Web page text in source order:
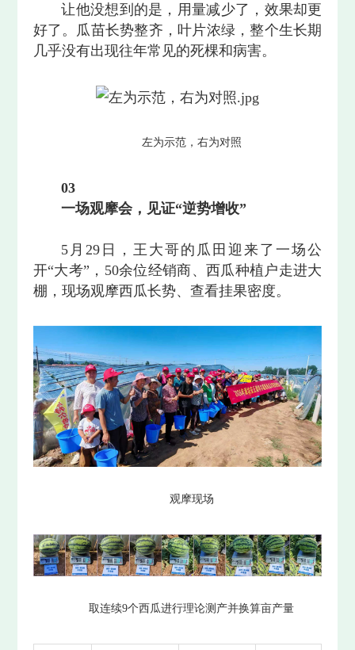
让他没想到的是，用量减少了，效果却更
好了。瓜苗长势整齐，叶片浓绿，整个生长期
几乎没有出现往年常见的死棵和病害。
左为示范，右为对照
03
一场观摩会，见证“逆势增收”
5月29日，王大哥的瓜田迎来了一场公
开“大考”，50余位经销商、西瓜种植户走进大
棚，现场观摩西瓜长势、查看挂果密度。
观摩现场
取连续9个西瓜进行理论测产并换算亩产量